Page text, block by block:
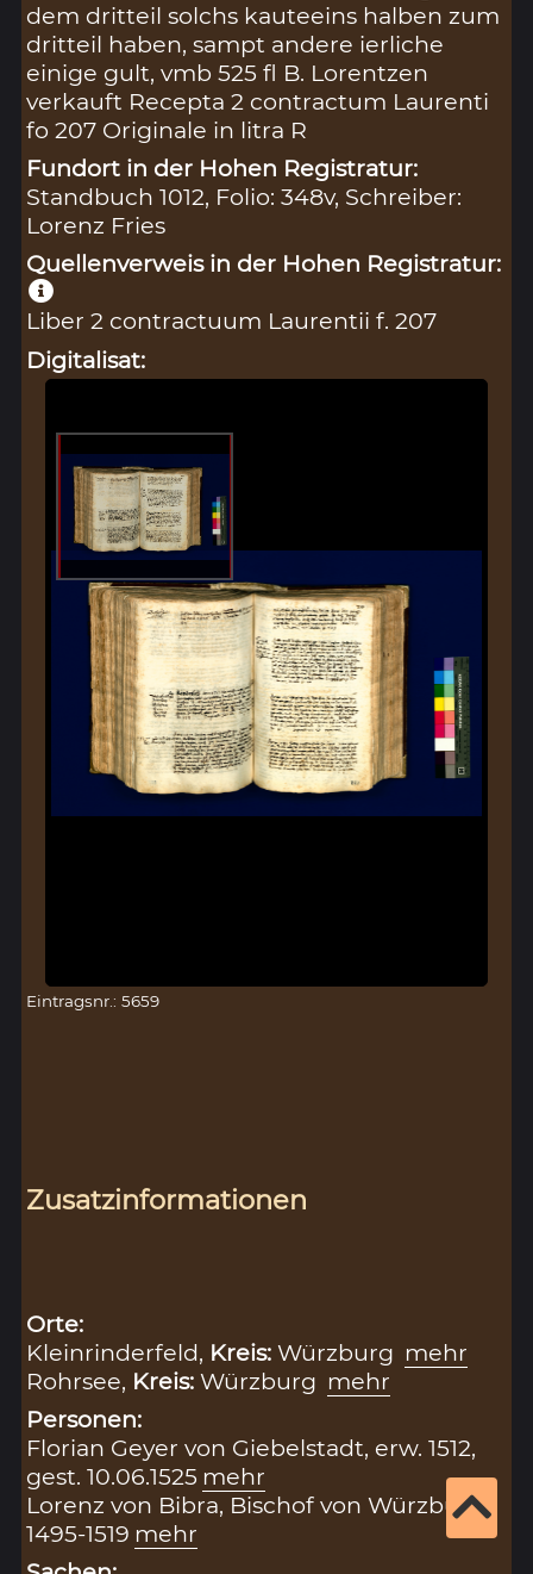
dem dritteil solchs kauteeins halben zum
dritteil haben, sampt andere ierliche
einige gult, vmb 525 fl B. Lorentzen
verkauft Recepta 2 contractum Laurenti
fo 207 Originale in litra R
Fundort in der Hohen Registratur:
Standbuch 1012, Folio: 348v, Schreiber:
Lorenz Fries
Quellenverweis in der Hohen Registratur:
Liber 2 contractuum Laurentii f. 207
Digitalisat:
Eintragsnr.: 5659
Zusatzinformationen
Orte:
Kleinrinderfeld, Kreis:Würzburg mehr
Rohrsee, Kreis:Würzburg mehr
Personen:
Florian Geyer von Giebelstadt, erw. 1512,
gest. 10.06.1525 mehr
Lorenz von Bibra, Bischof von Würzburg,
1495-1519 mehr